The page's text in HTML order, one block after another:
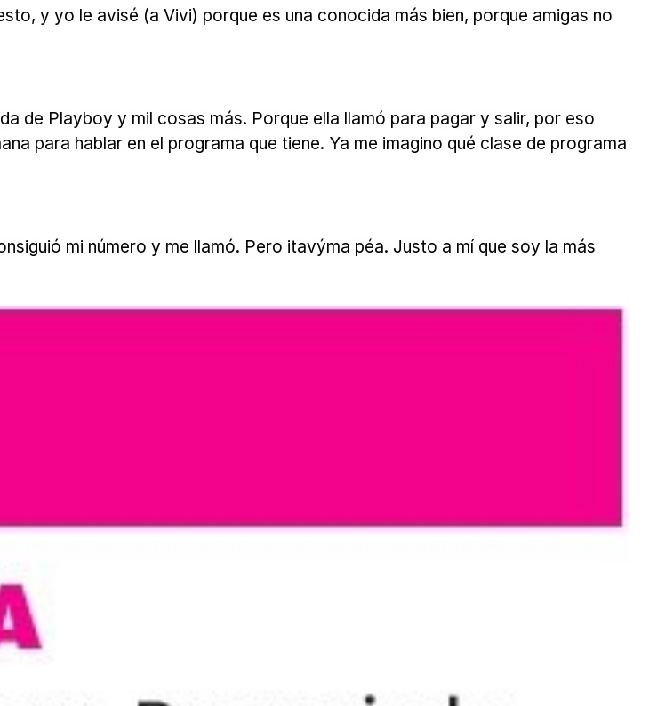
y yo le avisé (a Vivi) porque es una conocida más bien, porque amigas no
de Playboy y mil cosas más. Porque ella llamó para pagar y salir, por eso
para hablar en el programa que tiene. Ya me imagino qué clase de programa
mi número y me llamó. Pero itavýma péa. Justo a mí que soy la más